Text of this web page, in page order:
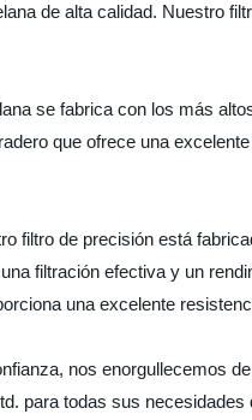
de alta calidad. Nuestro
se fabrica con los más
que ofrece una
filtro de precisión está
filtración efectiva y un
una excelente
nos enorgullecemos
para todas sus necesidades